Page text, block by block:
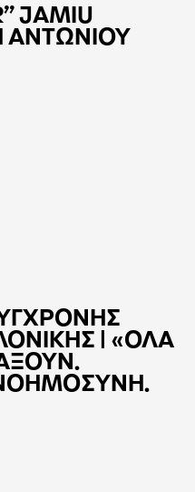
JAMIU
ΑΝΤΩΝΙΟΥ
| «ΟΛΑ
ΝΟΗΜΟΣΥΝΗ.